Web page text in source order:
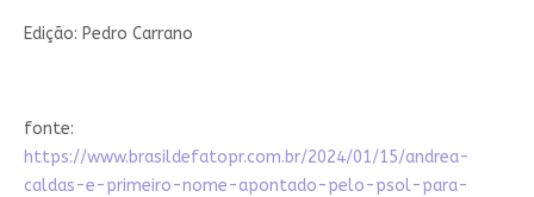
Edição: Pedro Carrano
fonte:
https://www.brasildefatopr.com.br/2024/01/15/andrea-
caldas-e-primeiro-nome-apontado-pelo-psol-para-